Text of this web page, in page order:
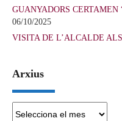
GUANYADORS CERTAMEN
06/10/2025
VISITA DE L’ALCALDE
Arxius